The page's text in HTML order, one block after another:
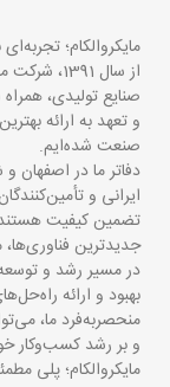
مایکروالکام؛
از سال
صنایع تولیدی،
و تعهد به ارائه
صنعت شده‌ایم.
دفاتر ما در اصفهان
ایرانی و
تضمین کیفیت هستند.
جدیدترین فناوری‌ها،
در مسیر رشد و
بهبود و ارائه
منحصربه‌فرد ما،
و بر رشد کسب‌وکار
مایکروالکام؛ پلی